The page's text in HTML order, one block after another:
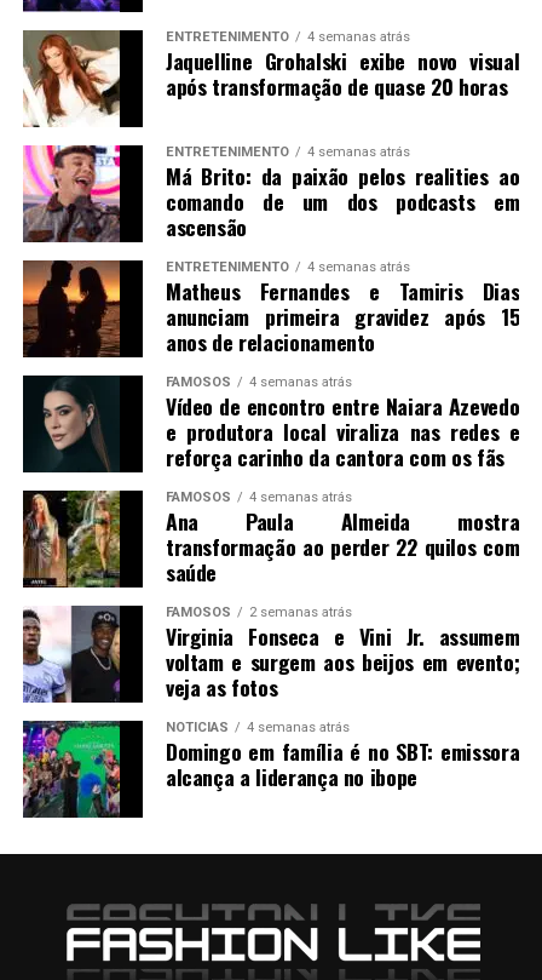
ENTRETENIMENTO 4 semanas atrás
Jaquelline Grohalski exibe novo visual
após transformação de quase 20 horas
ENTRETENIMENTO 4 semanas atrás
Má Brito: da paixão pelos realities ao
comando de um dos podcasts em
ascensão
ENTRETENIMENTO 4 semanas atrás
Matheus Fernandes e Tamiris Dias
anunciam primeira gravidez após 15
anos de relacionamento
FAMOSOS 4 semanas atrás
Vídeo de encontro entre Naiara Azevedo
e produtora local viraliza nas redes e
reforça carinho da cantora com os fãs
FAMOSOS 4 semanas atrás
Ana Paula Almeida mostra
transformação ao perder 22 quilos com
saúde
FAMOSOS 2 semanas atrás
Virginia Fonseca e Vini Jr. assumem
voltam e surgem aos beijos em evento;
veja as fotos
NOTICIAS 4 semanas atrás
Domingo em família é no SBT: emissora
alcança a liderança no ibope